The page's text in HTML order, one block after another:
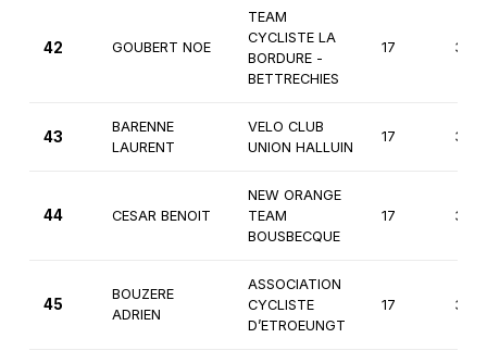
42 GOUBERT NOE
TEAM
CYCLISTE LA
BORDURE -
BETTRECHIES
17
43
BARENNE
LAURENT
VELO CLUB
UNION HALLUIN
17
44 CESAR BENOIT
NEW ORANGE
TEAM
BOUSBECQUE
17
45
BOUZERE
ADRIEN
ASSOCIATION
CYCLISTE
D’ETROEUNGT
17